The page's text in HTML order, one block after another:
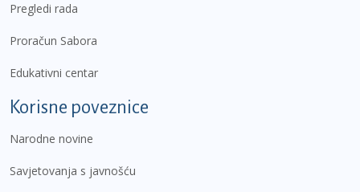
Pregledi rada
Proračun Sabora
Edukativni centar
Korisne poveznice
Narodne novine
Savjetovanja s javnošću